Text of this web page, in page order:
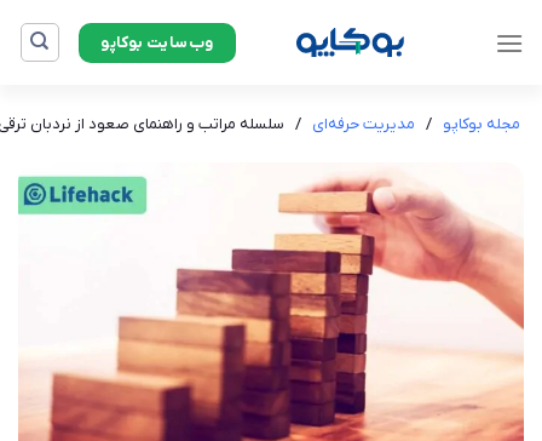
وب‌سایت بوکاپو
مجله بوکاپو / مدیریت حرفه‌ای / سلسله مراتب و راهنمای صعود از نردبان